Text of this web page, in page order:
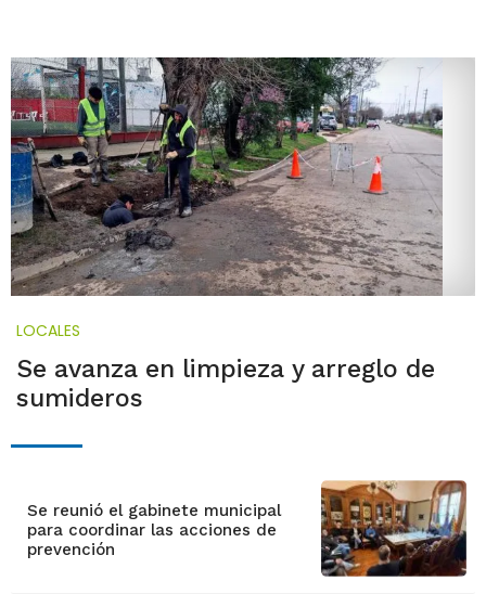
LOCALES
Se avanza en limpieza y arreglo de
sumideros
Se reunió el gabinete municipal
para coordinar las acciones de
prevención